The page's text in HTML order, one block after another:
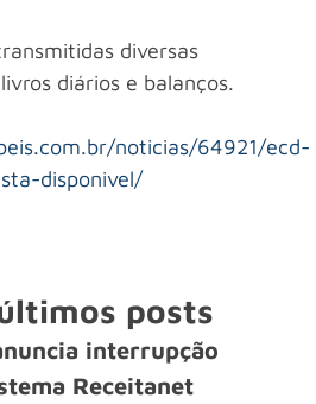
diversas
diários e balanços.
noticias/64921/ecd-
disponivel/
posts
interrupção
Receitanet